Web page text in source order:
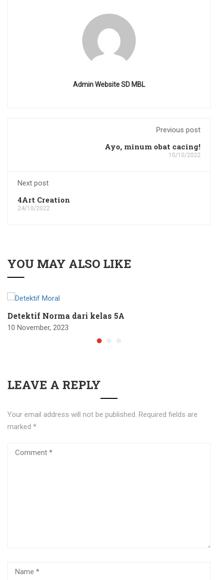
Admin Website SD MBL
Previous post
Ayo, minum obat cacing!
10/10/2022
Next post
4Art Creation
24/10/2022
YOU MAY ALSO LIKE
Detektif Norma dari kelas 5A
10 November, 2023
LEAVE A REPLY
Your email address will not be published. Required fields are
marked *